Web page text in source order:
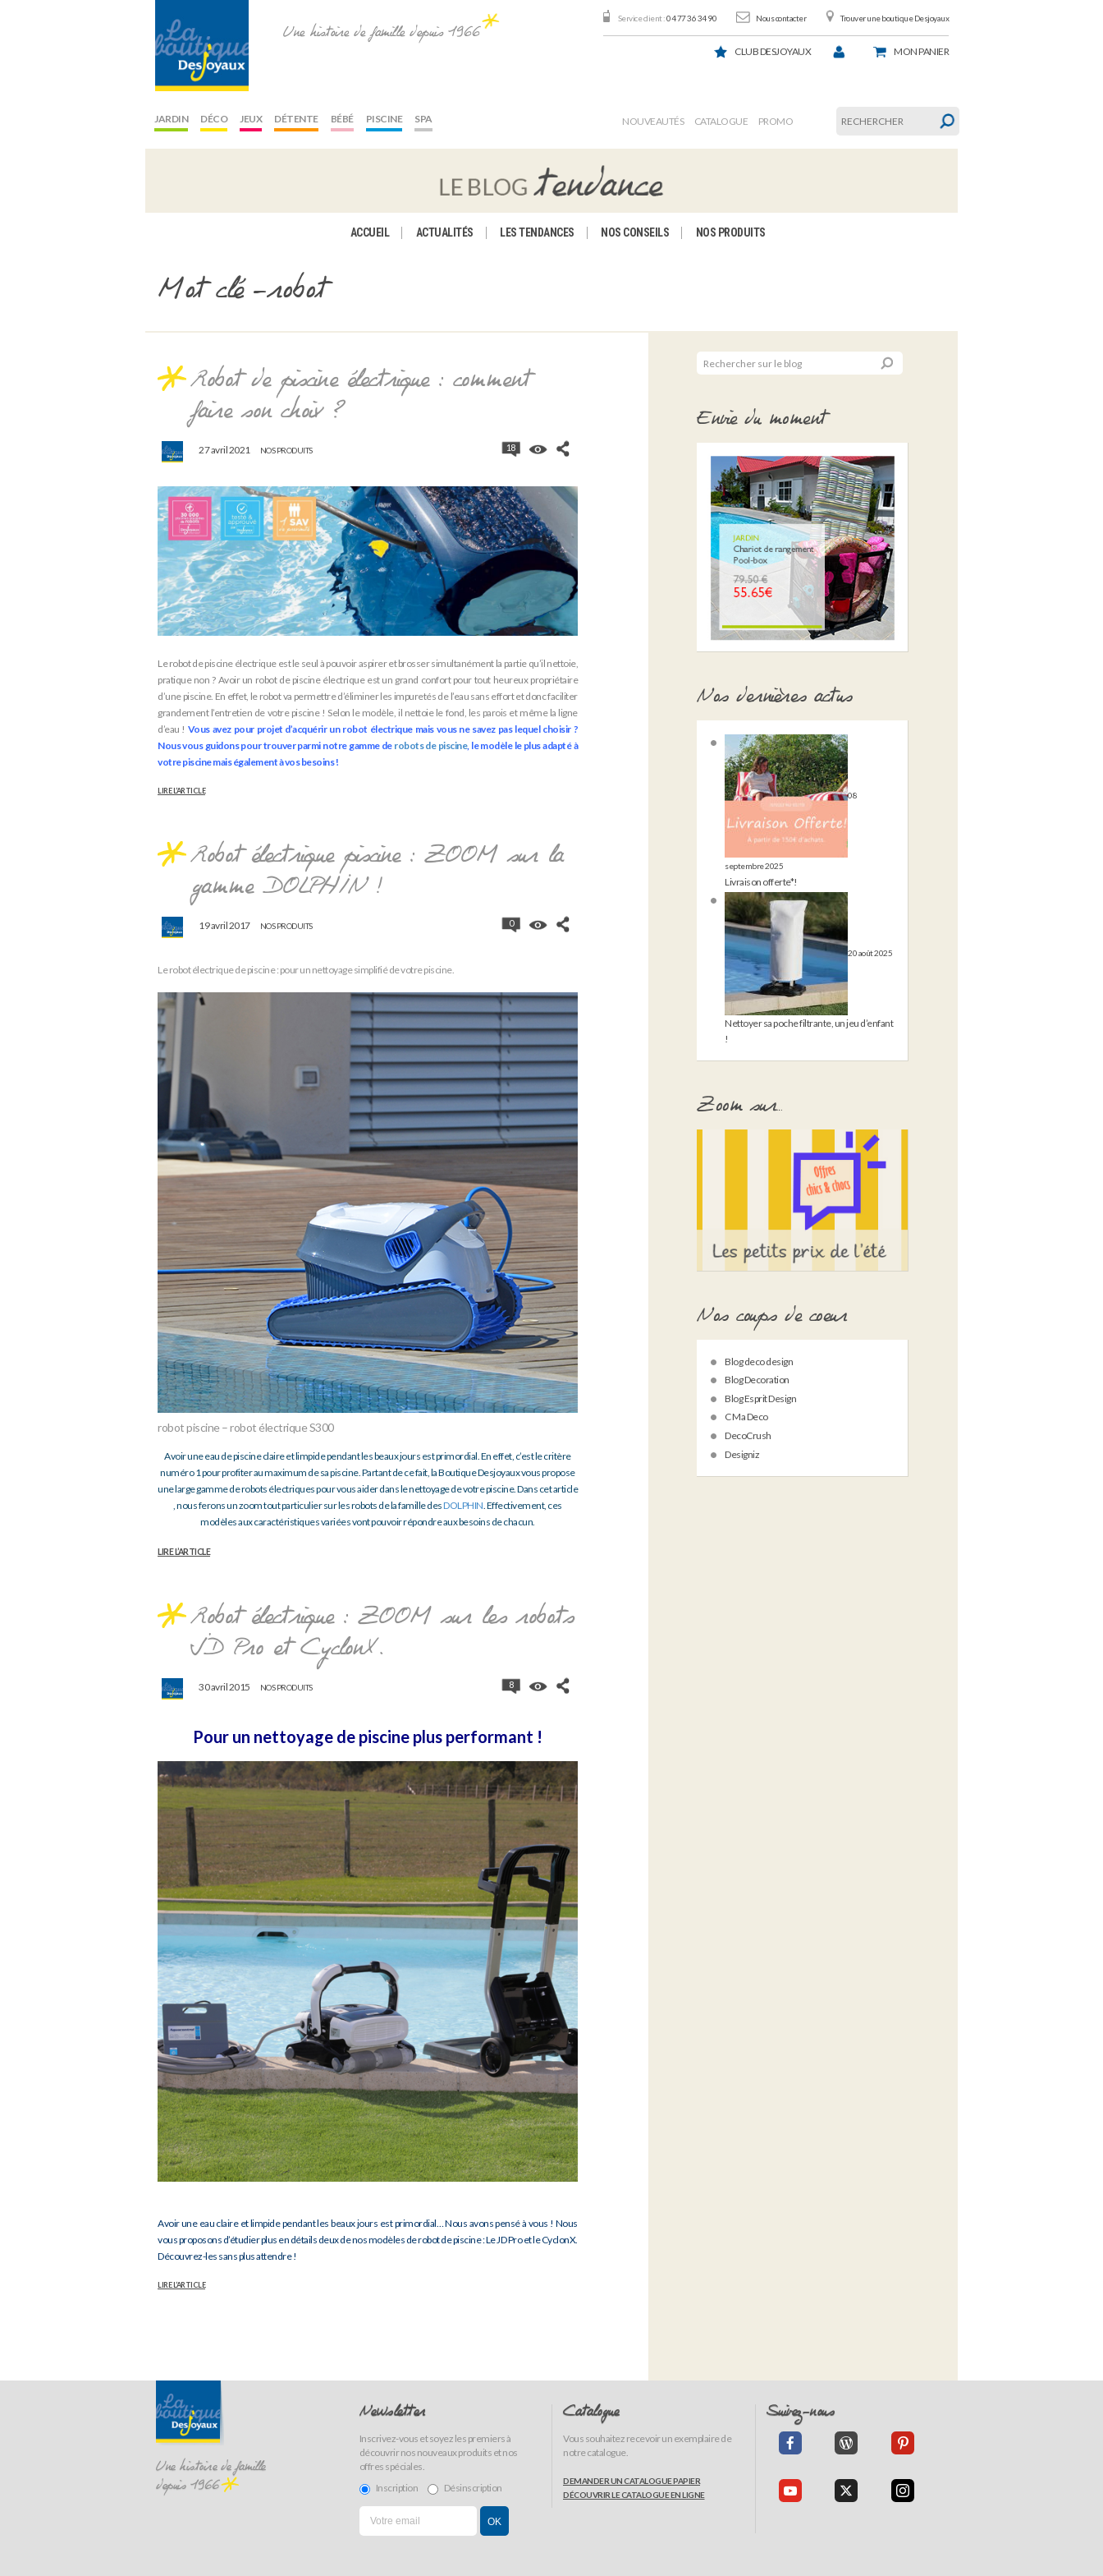
Une histoire de famille depuis 1966
Service client :04 77 36 34 90 Nous contacter Trouver une boutique Desjoyaux
CLUB DESJOYAUX MONPANIER
JARDIN DÉCO JEUX DÉTENTE BÉBÉ PISCINE SPA NOUVEAUTÉS CATALOGUE PROMO
ACCUEIL ACTUALITÉS LES TENDANCES NOS CONSEILS NOS PRODUITS
Mot clé -robot
Robot de piscine électrique : comment
faire son choix ?
27 avril 2021 NOS PRODUITS 18
Le robot de piscine électrique est le seul à pouvoir aspirer et brosser simultanément la partie qu’il nettoie,
pratique non ? Avoir un robot de piscine électrique est un grand confort pour tout heureux propriétaire
d’une piscine. En effet, le robot va permettre d’éliminer les impuretés de l’eau sans effort et donc faciliter
grandement l’entretien de votre piscine ! Selon le modèle, il nettoie le fond, les parois et même la ligne
d’eau ! Vous avez pour projet d’acquérir un robot électrique mais vous ne savez pas lequel choisir ?
Nous vous guidons pour trouver parmi notre gamme de robots de piscine, le modèle le plus adapté à
votre piscine mais également à vos besoins !
LIRE L’ARTICLE
Robot électrique piscine : ZOOM sur la
gamme DOLPHIN !
19 avril 2017 NOS PRODUITS 0
Le robot électrique de piscine : pour un nettoyage simplifié de votre piscine.
robot piscine – robot électrique S300
Avoir une eau de piscine claire et limpide pendant les beaux jours est primordial. En effet, c’est le critère
numéro 1 pour profiter au maximum de sa piscine. Partant de ce fait, la Boutique Desjoyaux vous propose
une large gamme de robots électriques pour vous aider dans le nettoyage de votre piscine. Dans cet article
, nous ferons un zoom tout particulier sur les robots de la famille desDOLPHIN . Effectivement, ces
modèles aux caractéristiques variées vont pouvoir répondre aux besoins de chacun.
LIRE L’ARTICLE
Robot électrique : ZOOM sur les robots
JD Pro et CyclonX.
30 avril 2015 NOS PRODUITS 8
Pour un nettoyage de piscine plus performant !
Avoir une eau claire et limpide pendant les beaux jours est primordial… Nous avons pensé à vous ! Nous
vous proposons d’étudier plus en détails deux de nos modèles de robot de piscine : Le JD Pro et le CyclonX.
Découvrez-les sans plus attendre !
LIRE L’ARTICLE
Envie du moment
Nos dernières actus
08
septembre 2025
Livraison offerte*!
20 août 2025
Nettoyer sa poche filtrante, un jeu d’enfant
!
Zoom sur…
Nos coups de coeur
Blog deco design
Blog Decoration
Blog Esprit Design
C Ma Deco
DecoCrush
Designiz
Une histoire de famille
depuis 1966
Newsletter
Inscrivez-vous et soyez les premiers à
découvrir nos nouveaux produits et nos
offres spéciales.
Inscription
Désinscription
Catalogue
Vous souhaitez recevoir un exemplaire de
notre catalogue.
DEMANDER UN CATALOGUE PAPIER
DÉCOUVRIR LE CATALOGUE EN LIGNE
Suivez-nous